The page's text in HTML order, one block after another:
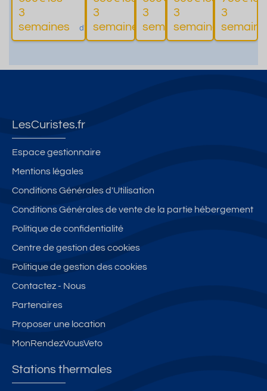
Appartem
ent
Entièreme
3
semaines
d'informations
avec
parkin
g
f.
3
semaines
d'informations
e
3
semaines
d'informations
box
garag
e &
3
semaines
gara
ge
sous
ence
3
LesCuristes.fr
Espace gestionnaire
Mentions légales
Conditions Générales d'Utilisation
Conditions Générales de vente de la partie hébergement
Politique de confidentialité
Centre de gestion des cookies
Politique de gestion des cookies
Contactez - Nous
Partenaires
Proposer une location
MonRendezVousVeto
Stations thermales